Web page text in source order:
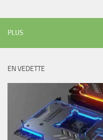
PLUS
EN VEDETTE